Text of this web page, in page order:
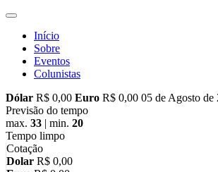
Início
Sobre
Eventos
Colunistas
Dólar R$ 0,00 Euro R$ 0,00 05 de Agosto de
Previsão do tempo
max. 33 | min. 20
Tempo limpo
Cotação
Dolar R$ 0,00